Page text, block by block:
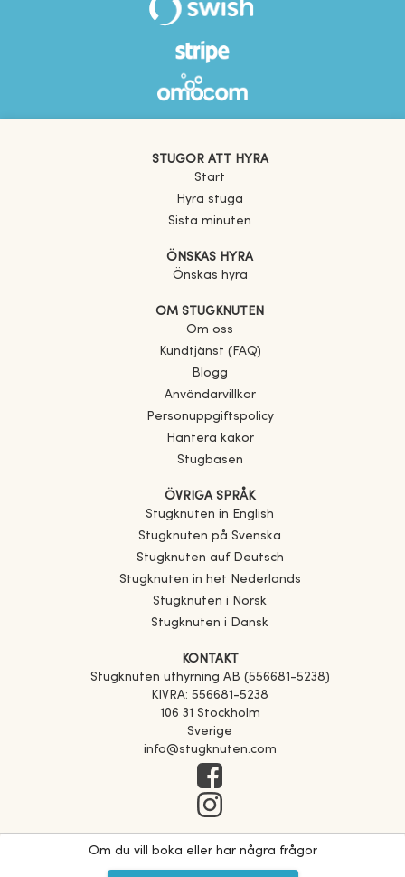
Om du vill boka eller har några frågor
STUGOR ATT HYRA
Start
Hyra stuga
Sista minuten
ÖNSKAS HYRA
Önskas hyra
OM STUGKNUTEN
Om oss
Kundtjänst (FAQ)
Blogg
Användarvillkor
Personuppgiftspolicy
Hantera kakor
Stugbasen
ÖVRIGA SPRÅK
Stugknuten in English
Stugknuten på Svenska
Stugknuten auf Deutsch
Stugknuten in het Nederlands
Stugknuten i Norsk
Stugknuten i Dansk
KONTAKT
Stugknuten uthyrning AB (556681-5238)
KIVRA: 556681-5238
106 31 Stockholm
Sverige
info@stugknuten.com